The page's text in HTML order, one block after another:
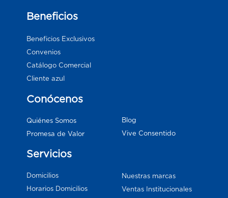
Beneficios
Beneficios Exclusivos
Convenios
Catálogo Comercial
Cliente azul
Conócenos
Quiénes Somos
Promesa de Valor
Blog
Vive Consentido
Servicios
Domicilios
Horarios Domicilios
Nuestras marcas
Ventas Institucionales